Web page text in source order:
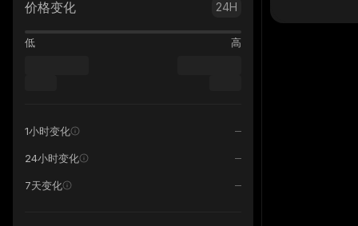
价格变化 24H
低 高
1小时变化
24小时变化
7天变化